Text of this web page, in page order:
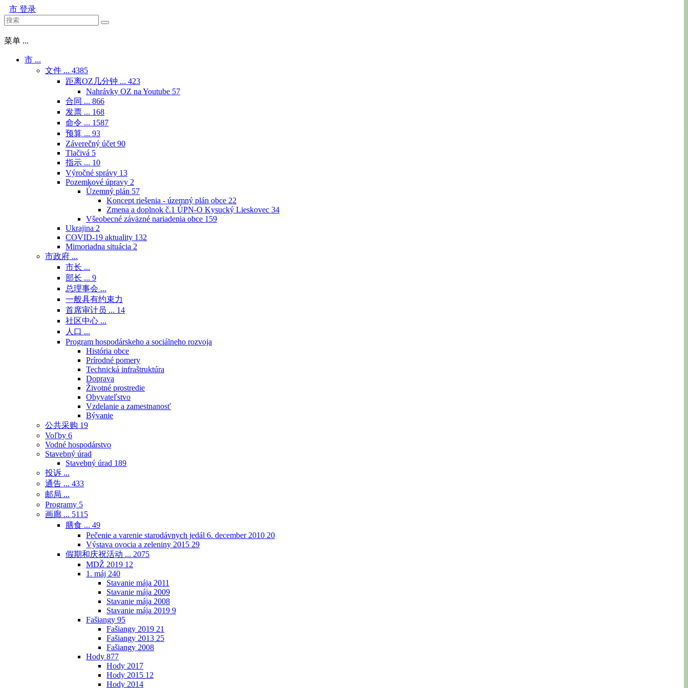
市 登录
菜单 ...
市 ...
文件 ... 4385
距离OZ几分钟 ... 423
Nahrávky OZ na Youtube 57
合同 ... 866
发票 ... 168
命令 ... 1587
预算 ... 93
Záverečný účet 90
Tlačivá 5
指示 ... 10
Výročné správy 13
Pozemkové úpravy 2
Územný plán 57
Koncept riešenia - územný plán obce 22
Zmena a doplnok č.1 ÚPN-O Kysucký Lieskovec 34
Všeobecné záväzné nariadenia obce 159
Ukrajina 2
COVID-19 aktuality 132
Mimoriadna situácia 2
市政府 ...
市长 ...
部长 ... 9
总理事会 ...
一般具有约束力
首席审计员 ... 14
社区中心 ...
人口 ...
Program hospodárskeho a sociálneho rozvoja
História obce
Prírodné pomery
Technická infraštruktúra
Doprava
Životné prostredie
Obyvateľstvo
Vzdelanie a zamestnanosť
Bývanie
公共采购 19
Voľby 6
Vodné hospodárstvo
Stavebný úrad
Stavebný úrad 189
投诉 ...
通告 ... 433
邮局 ...
Programy 5
画廊 ... 5115
膳食 ... 49
Pečenie a varenie starodávnych jedál 6. december 2010 20
Výstava ovocia a zeleniny 2015 29
假期和庆祝活动 ... 2075
MDŽ 2019 12
1. máj 240
Stavanie mája 2011
Stavanie mája 2009
Stavanie mája 2008
Stavanie mája 2019 9
Fašiangy 95
Fašiangy 2019 21
Fašiangy 2013 25
Fašiangy 2008
Hody 877
Hody 2017
Hody 2015 12
Hody 2014